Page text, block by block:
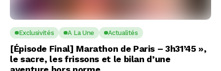
Exclusivités A La Une Actualités
[Épisode Final] Marathon de Paris – 3h31’45 »,
le sacre, les frissons et le bilan d’une